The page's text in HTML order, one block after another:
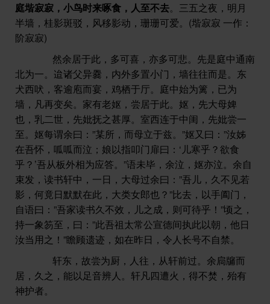
庭堦寂寂，小鸟时来啄食，人至不去。三五之夜，明月
半墙，桂影斑驳，风移影动，珊珊可爱。(堦寂寂 一作：
阶寂寂)
然余居于此，多可喜，亦多可悲。先是庭中通南
北为一。迨诸父异爨，内外多置小门，墙往往而是。东
犬西吠，客逾庖而宴，鸡栖于厅。庭中始为篱，已为
墙，凡再变矣。家有老妪，尝居于此。妪，先大母婢
也，乳二世，先妣抚之甚厚。室西连于中闺，先妣尝一
至。妪每谓余曰：”某所，而母立于兹。”妪又曰：”汝姊
在吾怀，呱呱而泣；娘以指叩门扉曰：‘儿寒乎？欲食
乎？’吾从板外相为应答。”语未毕，余泣，妪亦泣。余自
束发，读书轩中，一日，大母过余曰：”吾儿，久不见若
影，何竟日默默在此，大类女郎也？”比去，以手阖门，
自语曰：”吾家读书久不效，儿之成，则可待乎！”顷之，
持一象笏至，曰：”此吾祖太常公宣德间执此以朝，他日
汝当用之！”瞻顾遗迹，如在昨日，令人长号不自禁。
轩东，故尝为厨，人往，从轩前过。余扃牖而
居，久之，能以足音辨人。轩凡四遭火，得不焚，殆有
神护者。